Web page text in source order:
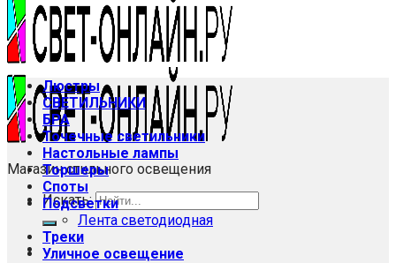
Магазин стильного освещения
Искать:
Люстры
СВЕТИЛЬНИКИ
БРА
Точечные светильники
Настольные лампы
Торшеры
Споты
Подсветки
Лента светодиодная
Треки
Уличное освещение